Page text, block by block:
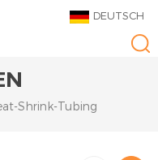
DEUTSCH
Shrink-Tubing